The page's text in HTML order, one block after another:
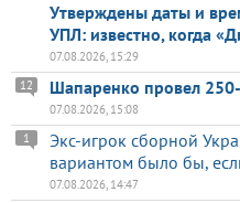
Утверждены даты и
УПЛ: известно, когда
07.08.2026, 15:29
Шапаренко провел
12
07.08.2026, 15:08
Экс-игрок сборной
вариантом было бы,
1
07.08.2026, 14:47